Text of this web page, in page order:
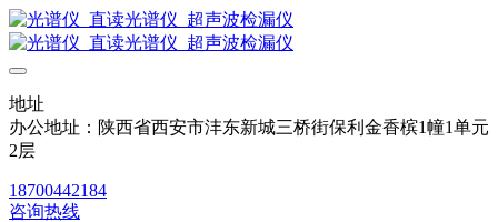
地址
办公地址：陕西省西安市沣东新城三桥街保利金香槟1幢1单元
2层
18700442184
咨询热线